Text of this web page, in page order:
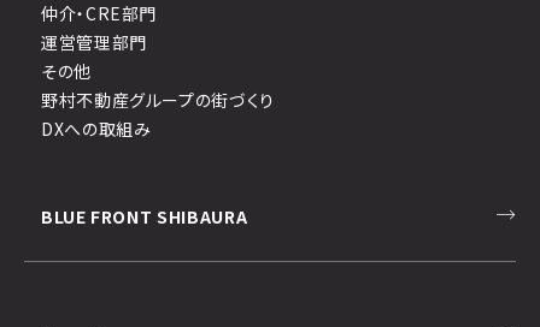
仲介・CRE部門
運営管理部門
その他
野村不動産グループの街づくり
DXへの取組み
BLUE FRONT SHIBAURA